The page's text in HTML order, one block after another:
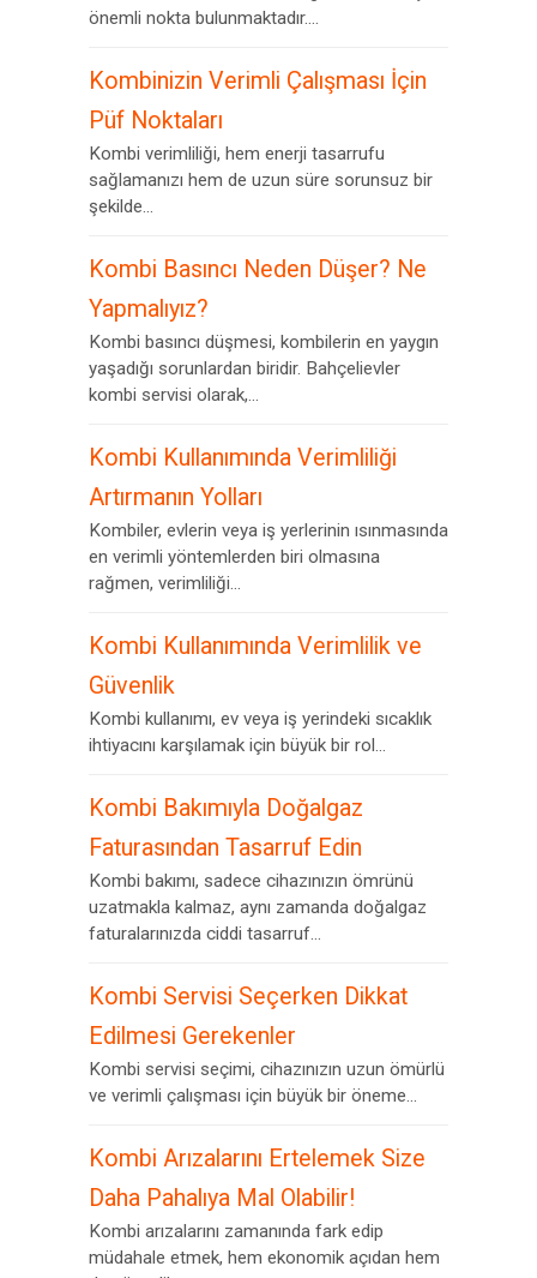
önemli nokta bulunmaktadır....
Kombinizin Verimli Çalışması İçin
Püf Noktaları
Kombi verimliliği, hem enerji tasarrufu
sağlamanızı hem de uzun süre sorunsuz bir
şekilde...
Kombi Basıncı Neden Düşer? Ne
Yapmalıyız?
Kombi basıncı düşmesi, kombilerin en yaygın
yaşadığı sorunlardan biridir. Bahçelievler
kombi servisi olarak,...
Kombi Kullanımında Verimliliği
Artırmanın Yolları
Kombiler, evlerin veya iş yerlerinin ısınmasında
en verimli yöntemlerden biri olmasına
rağmen, verimliliği...
Kombi Kullanımında Verimlilik ve
Güvenlik
Kombi kullanımı, ev veya iş yerindeki sıcaklık
ihtiyacını karşılamak için büyük bir rol...
Kombi Bakımıyla Doğalgaz
Faturasından Tasarruf Edin
Kombi bakımı, sadece cihazınızın ömrünü
uzatmakla kalmaz, aynı zamanda doğalgaz
faturalarınızda ciddi tasarruf...
Kombi Servisi Seçerken Dikkat
Edilmesi Gerekenler
Kombi servisi seçimi, cihazınızın uzun ömürlü
ve verimli çalışması için büyük bir öneme...
Kombi Arızalarını Ertelemek Size
Daha Pahalıya Mal Olabilir!
Kombi arızalarını zamanında fark edip
müdahale etmek, hem ekonomik açıdan hem